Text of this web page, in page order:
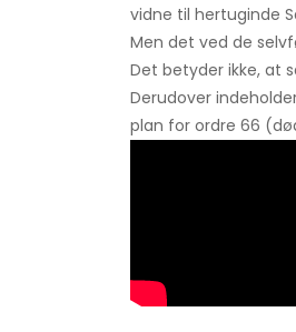
vidne til hertuginde
Men det ved de
Det betyder ikke, at
Derudover
plan for ordre 66